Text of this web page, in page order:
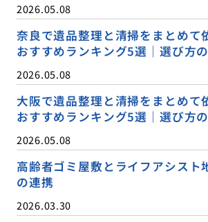
2026.05.08
奈良で遺品整理と清掃をまとめて
おすすめランキング5選｜選び方
2026.05.08
大阪で遺品整理と清掃をまとめて
おすすめランキング5選｜選び方
2026.05.08
高齢者ゴミ屋敷とライフアシスト
の連携
2026.03.30